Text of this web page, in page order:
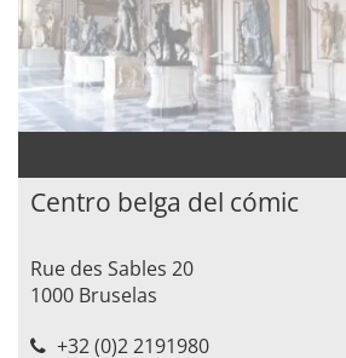
Centro belga del cómic
Rue des Sables 20
1000 Bruselas
+32 (0)2 2191980